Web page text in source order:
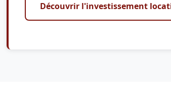
Découvrir l'investissement